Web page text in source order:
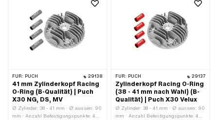
Anwendungsbereich: Tuning
FÜR: PUCH 29138
41 mm Zylinderkopf Racing
O-Ring (B-Qualität) | Puch
X30 NG, DS, MV
Ø Zylinder: 38 - 41 mm · Ø aussen: 90
mm · Anzahl Befestigungspunkte: 4
FÜR: PUCH 29137
Zylinderkopf Racing O-Ring
(38 - 41 mm nach Wahl) (B-
Qualität) | Puch X30 Velux
Ø Zylinder: 38 - 41 mm · Ø aussen: 90
mm · Anzahl Befestigungspunkte: 4